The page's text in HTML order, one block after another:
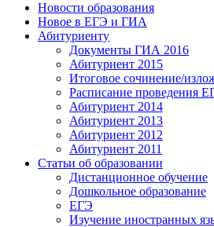
Новости образования
Новое в ЕГЭ и ГИА
Абитуриенту
Документы ГИА 2016
Абитуриент 2015
Итоговое сочинение/
Расписание проведения
Абитуриент 2014
Абитуриент 2013
Абитуриент 2012
Абитуриент 2011
Статьи об образовании
Дистанционное обучение
Дошкольное образование
ЕГЭ
Изучение иностранных